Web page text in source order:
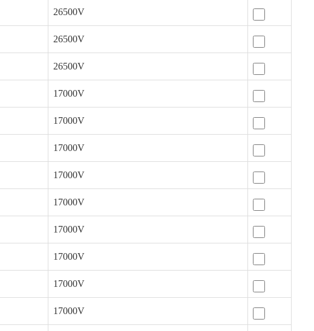
26500V
26500V
26500V
17000V
17000V
17000V
17000V
17000V
17000V
17000V
17000V
17000V